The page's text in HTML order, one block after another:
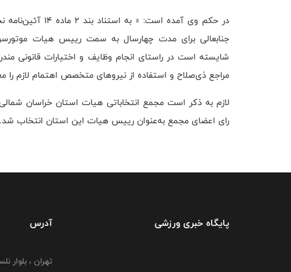
جنابعالی برای مدت چهارسال به سمت رییس هیات
مراجع ذی‌صلاح و استفاده از نیروهای متخصص اهتمام لازم را
رای اعضای مجمع به‌عنوان رییس هیات این استان انتخاب شد.
پایگاه خبری ورزشی آدرس
تهران ، بلوار